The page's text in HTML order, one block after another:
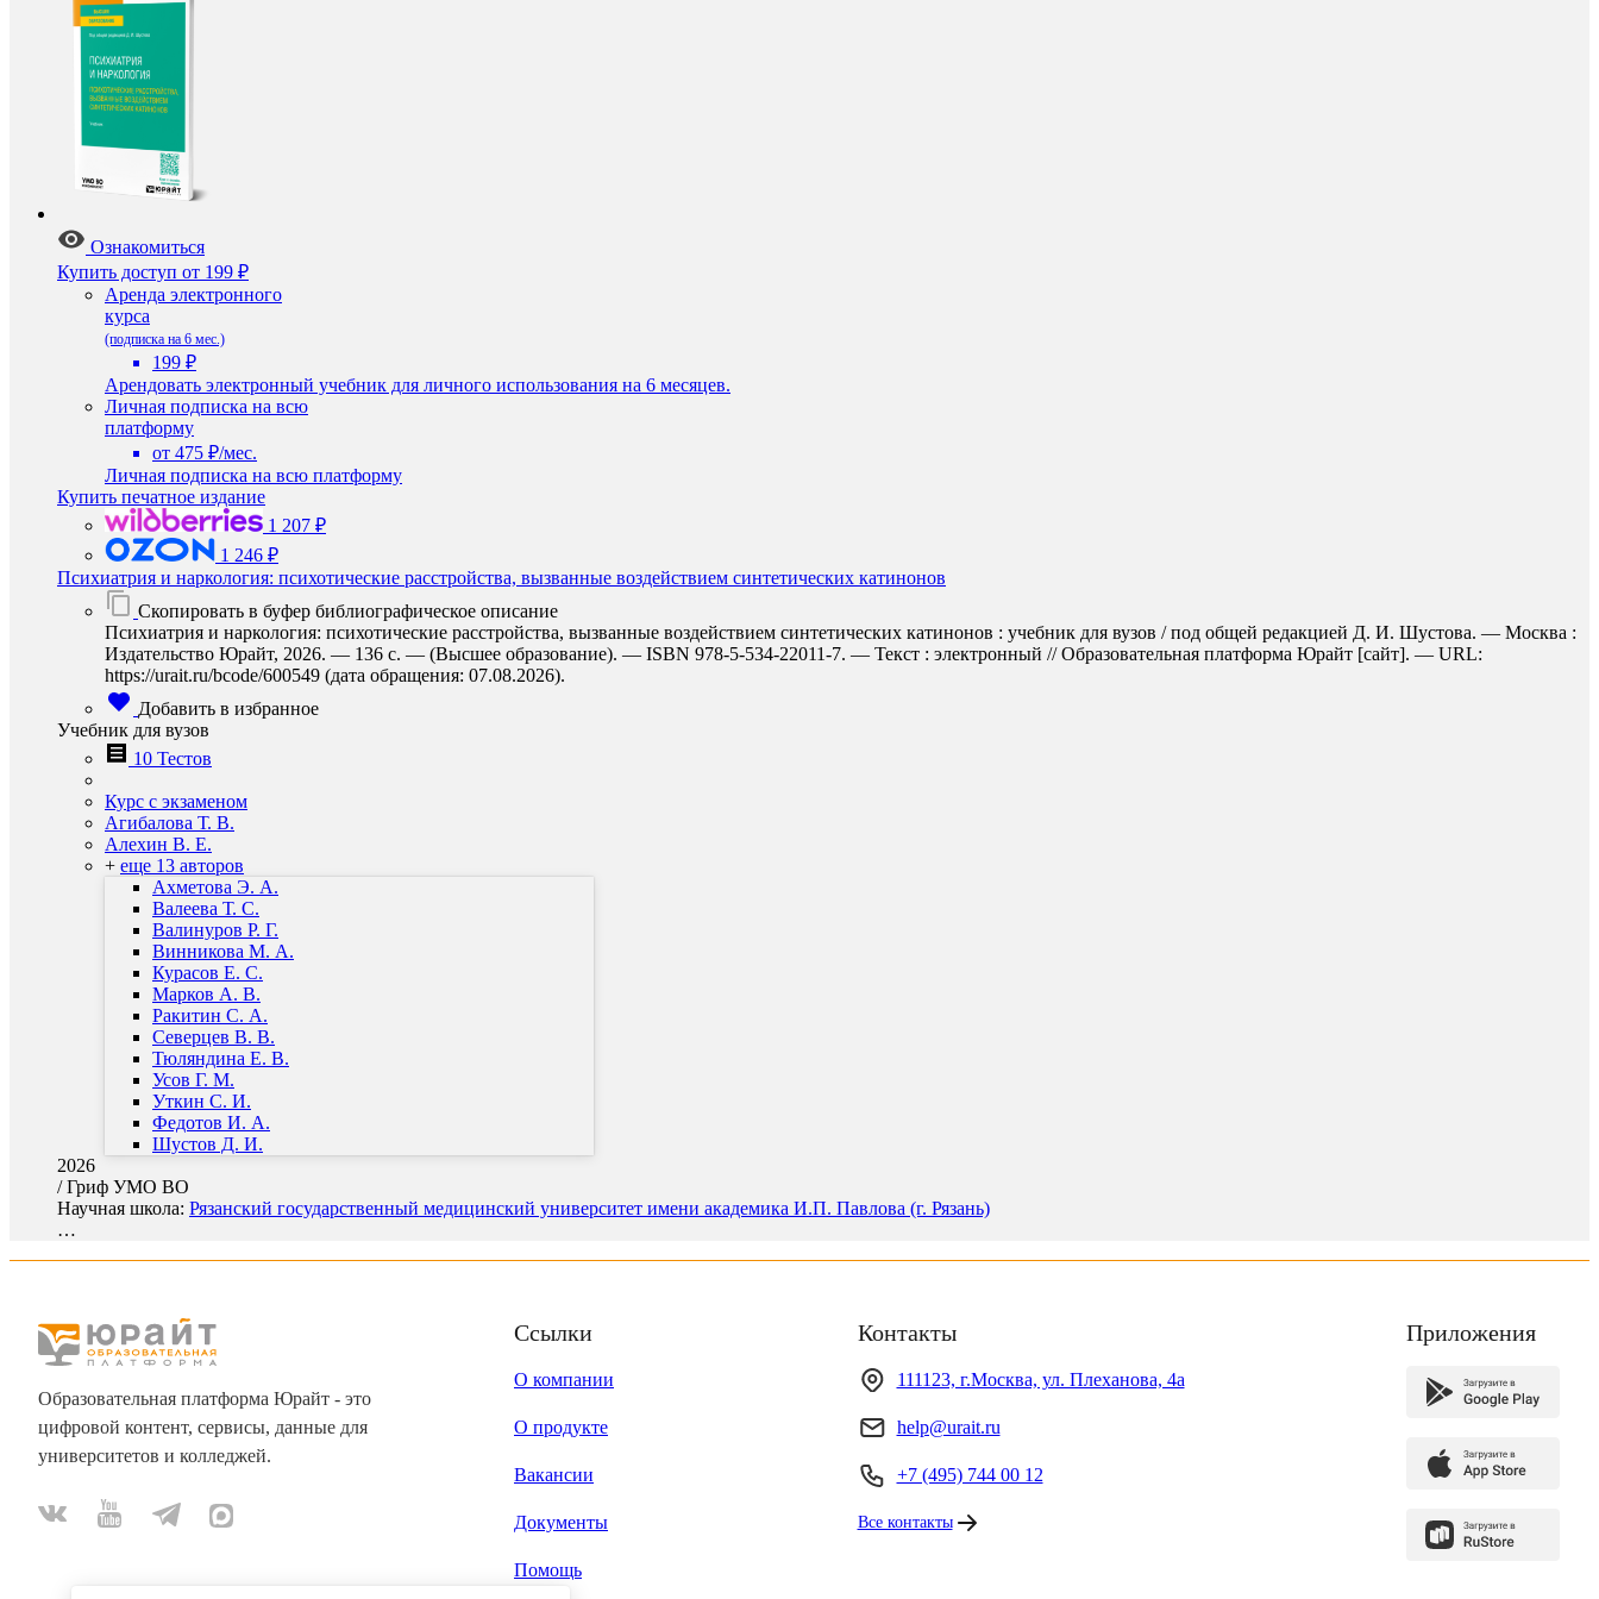
Ознакомиться
Купить доступ от 199 ₽
Аренда электронного
курса
(подписка на 6 мес.)
199 ₽
Арендовать электронный учебник для личного использования на 6 месяцев.
Личная подписка на всю
платформу
от 475 ₽/мес.
Личная подписка на всю платформу
Купить печатное издание
1 207 ₽
1 246 ₽
Психиатрия и наркология: психотические расстройства, вызванные воздействием синтетических катинонов
Скопировать в буфер библиографическое описание
Психиатрия и наркология: психотические расстройства, вызванные воздействием синтетических катинонов : учебник для вузов / под общей редакцией Д. И. Шустова. — Москва :
Издательство Юрайт, 2026. — 136 с. — (Высшее образование). — ISBN 978-5-534-22011-7. — Текст : электронный // Образовательная платформа Юрайт [сайт]. — URL:
https://urait.ru/bcode/600549 (дата обращения: 07.08.2026).
Добавить в избранное
Учебник для вузов
10 Тестов
Курс с экзаменом
Агибалова Т. В.
Алехин В. Е.
+ еще 13 авторов
Ахметова Э. А.
Валеева Т. С.
Валинуров Р. Г.
Винникова М. А.
Курасов Е. С.
Марков А. В.
Ракитин С. А.
Северцев В. В.
Тюляндина Е. В.
Усов Г. М.
Уткин С. И.
Федотов И. А.
Шустов Д. И.
2026
/Гриф УМО ВО
Научная школа: Рязанский государственный медицинский университет имени академика И.П. Павлова (г. Рязань)
…
Образовательная платформа Юрайт - это
цифровой контент, сервисы, данные для
университетов и колледжей.
Ссылки
О компании
О продукте
Вакансии
Документы
Помощь
Контакты
111123, г.Москва, ул. Плеханова, 4а
help@urait.ru
+7 (495) 744 00 12
Все контакты
Приложения